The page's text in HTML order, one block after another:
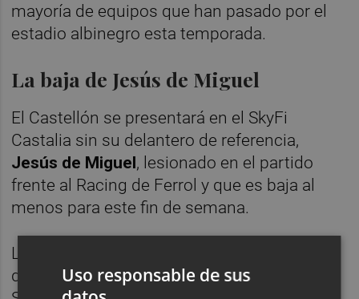
mayoría de equipos que han pasado por el
estadio albinegro esta temporada.
La baja de Jesús de Miguel
El Castellón se presentará en el SkyFi
Castalia sin su delantero de referencia,
Jesús de Miguel, lesionado en el partido
frente al Racing de Ferrol y que es baja al
menos para este fin de semana.
La ausencia del madrileño abre un abanico
de alternativas que seguramente lleven a
Uso responsable de sus